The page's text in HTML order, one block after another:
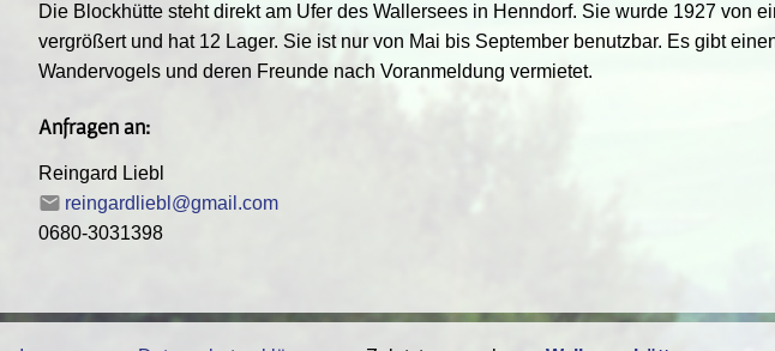
Die Blockhütte steht direkt am Ufer des Wallersees in Henndorf. Sie wurde 1927 von
vergrößert und hat 12 Lager. Sie ist nur von Mai bis September benutzbar. Es gibt
Wandervogels und deren Freunde nach Voranmeldung vermietet.
Anfragen an:
Reingard Liebl
reingardliebl@gmail.com
0680-3031398